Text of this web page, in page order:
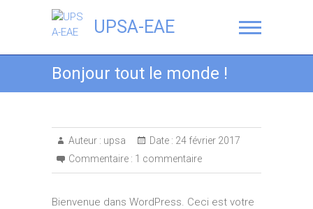
UPSA-EAE
Bonjour tout le monde !
Auteur : upsa Date : 24 février 2017
Commentaire : 1 commentaire
Bienvenue dans WordPress. Ceci est votre